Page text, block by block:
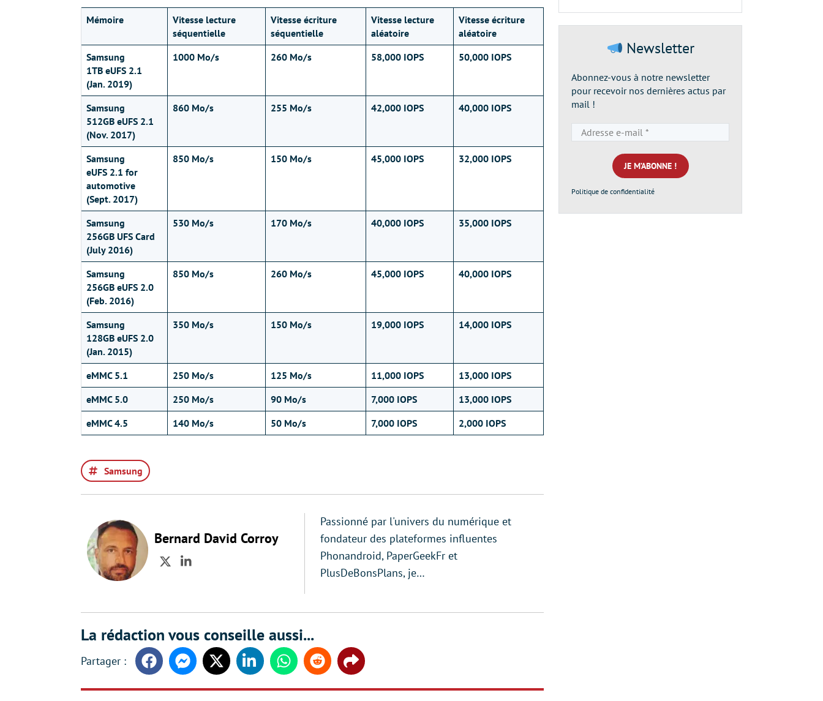
Mémoire
Vitesse lecture
séquentielle
Vitesse écriture
séquentielle
Vitesse lecture
aléatoire
Vitesse écriture
aléatoire
Samsung
1TB eUFS 2.1
(Jan. 2019)
1000 Mo/s 260 Mo/s 58,000 IOPS 50,000 IOPS
Samsung
512GB eUFS 2.1
(Nov. 2017)
860 Mo/s 255 Mo/s 42,000 IOPS 40,000 IOPS
Samsung
eUFS 2.1 for
automotive
(Sept. 2017)
850 Mo/s 150 Mo/s 45,000 IOPS 32,000 IOPS
Samsung
256GB UFS Card
(July 2016)
530 Mo/s 170 Mo/s 40,000 IOPS 35,000 IOPS
Samsung
256GB eUFS 2.0
(Feb. 2016)
850 Mo/s 260 Mo/s 45,000 IOPS 40,000 IOPS
Samsung
128GB eUFS 2.0
(Jan. 2015)
350 Mo/s 150 Mo/s 19,000 IOPS 14,000 IOPS
eMMC 5.1 250 Mo/s 125 Mo/s 11,000 IOPS
13,000 IOPS
eMMC 5.0
250 Mo/s 90 Mo/s 7,000 IOPS
13,000 IOPS
eMMC 4.5
140 Mo/s 50 Mo/s 7,000 IOPS 2,000 IOPS
Samsung
Bernard David Corroy
TwitterLinkedIn
Passionné par l'univers du numérique et
fondateur des plateformes influentes
Phonandroid, PaperGeekFr et
PlusDeBonsPlans, je…
La rédaction vous conseille aussi...
FacebookMessengerTwitter LinkedinWhatsappReddit Share
Newsletter
Abonnez-vous à notre newsletter
pour recevoir nos dernières actus par
mail !
e-
mail
*
Politique de confidentialité